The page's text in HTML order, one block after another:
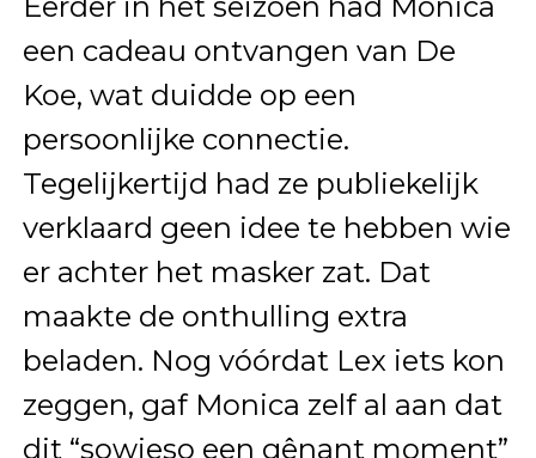
een cadeau ontvangen van De
Koe, wat duidde op een
persoonlijke connectie.
Tegelijkertijd had ze publiekelijk
verklaard geen idee te hebben wie
er achter het masker zat. Dat
maakte de onthulling extra
beladen. Nog vóórdat Lex iets kon
zeggen, gaf Monica zelf al aan dat
dit “sowieso een gênant moment”